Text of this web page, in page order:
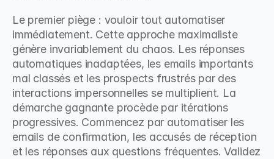
Le premier piège : vouloir tout automatiser
immédiatement. Cette approche maximaliste
génère invariablement du chaos. Les réponses
automatiques inadaptées, les emails importants
mal classés et les prospects frustrés par des
interactions impersonnelles se multiplient. La
démarche gagnante procède par itérations
progressives. Commencez par automatiser les
emails de confirmation, les accusés de réception
et les réponses aux questions fréquentes. Validez